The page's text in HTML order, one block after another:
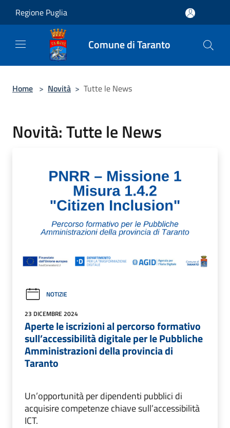
Regione Puglia
Comune di Taranto
Home > Novità > Tutte le News
Novità: Tutte le News
NOTIZIE
23 DICEMBRE 2024
Aperte le iscrizioni al percorso formativo
sull’accessibilità digitale per le Pubbliche
Amministrazioni della provincia di
Taranto
Un’opportunità per dipendenti pubblici di
acquisire competenze chiave sull’accessibilità
ICT.